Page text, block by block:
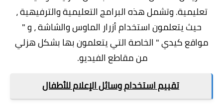
تعليمية. وتشمل هذه البرامج التعليمية والترفيهية ،
حيث يتعلمون استخدام أزرار الماوس والشاشة ، و "
مواقع كيدي " الخاصة التي يتعلمون بها بشكل هزلي
من مقاطع الفيديو.
تقييم استخدام وسائل الإعلام للأطفال